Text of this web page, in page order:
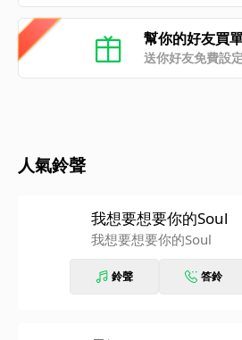
幫你的好友買
送你好友免費設
人氣鈴聲
我想要想要你的Soul
我想要想要你的Soul
鈴聲 答鈴